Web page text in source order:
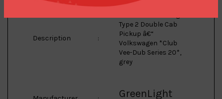
Description :
Type 2 Double Cab
Pickup â€“
Volkswagen *Club
Vee-Dub Series 20*,
grey
GreenLight